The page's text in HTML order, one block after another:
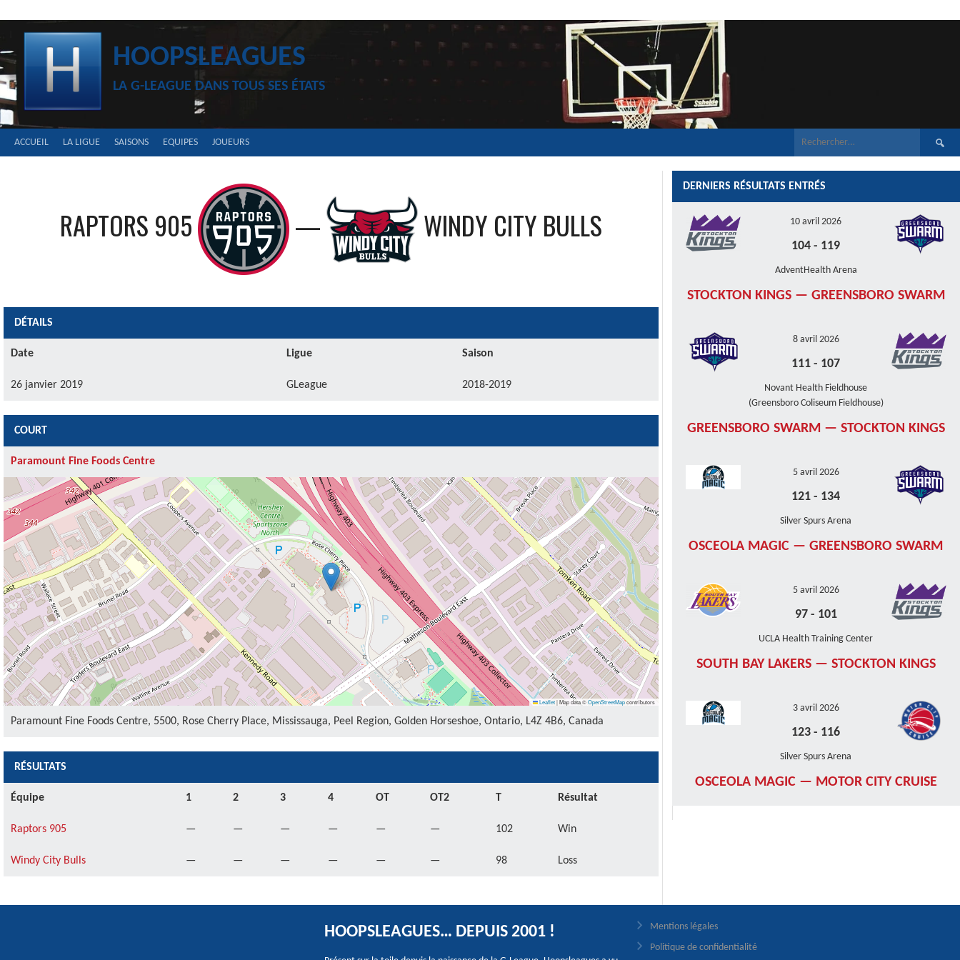
HOOPSLEAGUES
LA G-LEAGUE DANS TOUS SES ÉTATS
ACCUEIL LA LIGUE SAISONS EQUIPES JOUEURS
RAPTORS 905 — WINDY CITY BULLS
DÉTAILS
Date Ligue Saison
26 janvier 2019 GLeague 2018-2019
COURT
Paramount Fine Foods Centre
Leaflet|Map data ©OpenStreetMapcontributors
Paramount Fine Foods Centre, 5500, Rose Cherry Place, Mississauga, Peel Region, Golden Horseshoe, Ontario, L4Z 4B6, Canada
RÉSULTATS
Équipe 1 2 3 4 OT OT2 T Résultat
Raptors 905 — — — — — — 102 Win
Windy City Bulls — — — — — — 98 Loss
DERNIERS RÉSULTATS ENTRÉS
10 avril 2026
104 - 119
AdventHealth Arena
STOCKTON KINGS — GREENSBORO SWARM
8 avril 2026
111 - 107
Novant Health Fieldhouse
(Greensboro Coliseum Fieldhouse)
GREENSBORO SWARM — STOCKTON KINGS
5 avril 2026
121 - 134
Silver Spurs Arena
OSCEOLA MAGIC — GREENSBORO SWARM
5 avril 2026
97- 101
UCLA Health Training Center
SOUTH BAY LAKERS — STOCKTON KINGS
3 avril 2026
123 - 116
Silver Spurs Arena
OSCEOLA MAGIC — MOTOR CITY CRUISE
HOOPSLEAGUES… DEPUIS 2001 !
Mentions légales
Politique de confidentialité